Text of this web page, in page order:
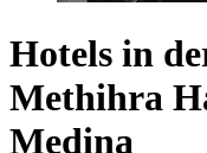
Hotels in
Methihra
Medina